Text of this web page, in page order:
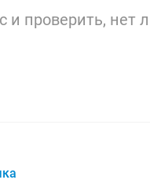
проверить, нет